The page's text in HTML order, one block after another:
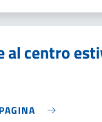
al centro